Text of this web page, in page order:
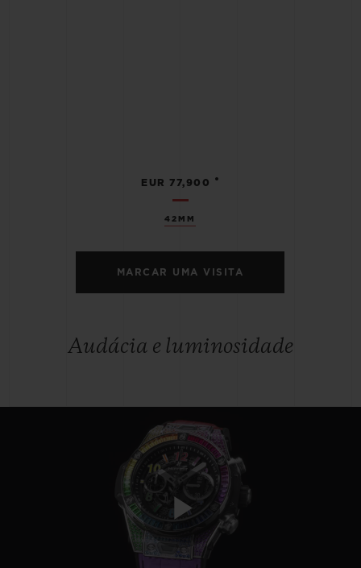
42MM
EUR 77,900 •
MARCAR UMA VISITA
Audácia e luminosidade
Play